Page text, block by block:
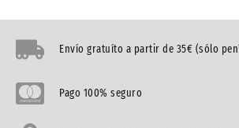
Envío gratuíto a partir de 35€ (sólo
Pago 100% seguro